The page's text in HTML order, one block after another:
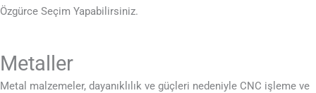
Özgürce Seçim Yapabilirsiniz.
Metaller
Metal malzemeler, dayanıklılık ve güçleri nedeniyle CNC işleme ve